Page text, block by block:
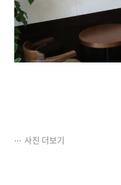
사진 더보기